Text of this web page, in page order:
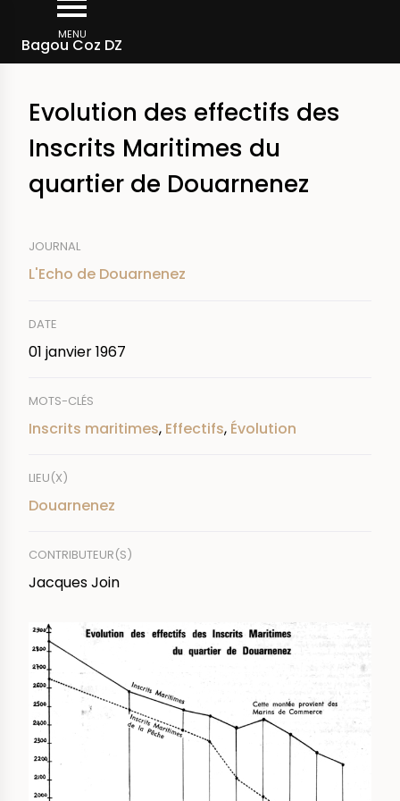
contenu
MENU
Bagou Coz DZ
d'Ariane
Rechercher dans la presse
Evolution des effectifs des
Inscrits Maritimes du
quartier de Douarnenez
JOURNAL
L'Echo de Douarnenez
DATE
01 janvier 1967
MOTS-CLÉS
Inscrits maritimes, Effectifs, Évolution
LIEU(X)
Douarnenez
CONTRIBUTEUR(S)
Jacques Join
IMAGE